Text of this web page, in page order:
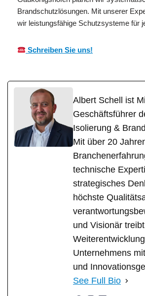
Brandschutzlösungen. Mit unserer
wir leistungsfähige Schutzsysteme für
Schreiben Sie uns!
Albert Schell ist
Geschäftsführer
Isolierung &
Mit über 20
technische
strategisches
höchste
und Visionär
Unternehmens
und
See Full Bio